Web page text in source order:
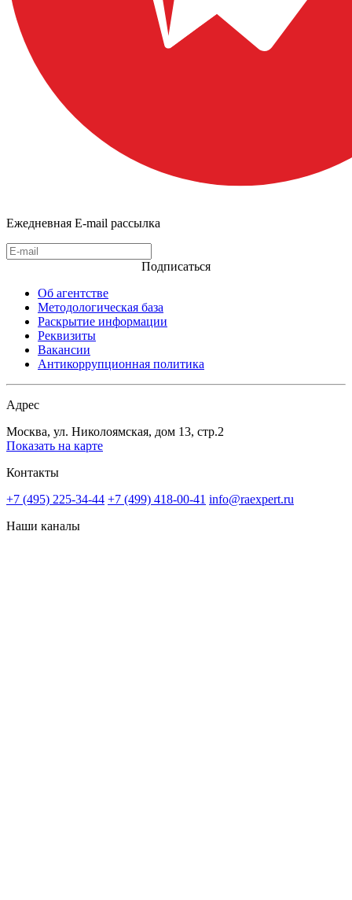
Ежедневная E-mail рассылка
Подписаться
Об агентстве
Методологическая база
Раскрытие информации
Реквизиты
Вакансии
Антикоррупционная политика
Адрес
Москва, ул. Николоямская, дом 13, стр.2
Показать на карте
Контакты
+7 (495) 225-34-44 +7 (499) 418-00-41 info@raexpert.ru
Наши каналы